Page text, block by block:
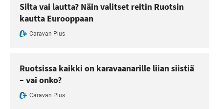
Silta vai lautta? Näin valitset reitin Ruotsin
kautta Eurooppaan
Caravan Plus
Ruotsissa kaikki on karavaanarille liian siistiä
– vai onko?
Caravan Plus